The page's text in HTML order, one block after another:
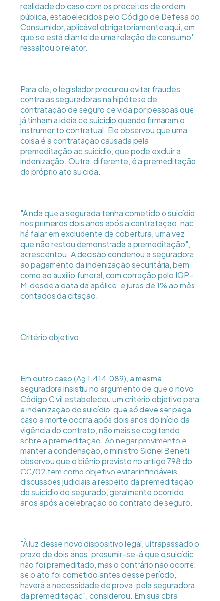
realidade do caso com os preceitos de ordem
pública, estabelecidos pelo Código de Defesa do
Consumidor, aplicável obrigatoriamente aqui, em
que se está diante de uma relação de consumo",
ressaltou o relator.
Para ele, o legislador procurou evitar fraudes
contra as seguradoras na hipótese de
contratação de seguro de vida por pessoas que
já tinham a ideia de suicídio quando firmaram o
instrumento contratual. Ele observou que uma
coisa é a contratação causada pela
premeditação ao suicídio, que pode excluir a
indenização. Outra, diferente, é a premeditação
do próprio ato suicida.
"Ainda que a segurada tenha cometido o suicídio
nos primeiros dois anos após a contratação, não
há falar em excludente de cobertura, uma vez
que não restou demonstrada a premeditação",
acrescentou. A decisão condenou a seguradora
ao pagamento da indenização securitária, bem
como ao auxílio funeral, com correção pelo IGP-
M, desde a data da apólice, e juros de 1% ao mês,
contados da citação.
Critério objetivo
Em outro caso (Ag 1.414.089), a mesma
seguradora insistiu no argumento de que o novo
Código Civil estabeleceu um critério objetivo para
a indenização do suicídio, que só deve ser paga
caso a morte ocorra após dois anos do início da
vigência do contrato, não mais se cogitando
sobre a premeditação. Ao negar provimento e
manter a condenação, o ministro Sidnei Beneti
observou que o biênio previsto no artigo 798 do
CC/02 tem como objetivo evitar infindáveis
discussões judiciais a respeito da premeditação
do suicídio do segurado, geralmente ocorrido
anos após a celebração do contrato de seguro.
"À luz desse novo dispositivo legal, ultrapassado o
prazo de dois anos, presumir-se-á que o suicídio
não foi premeditado, mas o contrário não ocorre:
se o ato foi cometido antes desse período,
haverá a necessidade de prova, pela seguradora,
da premeditação", considerou. Em sua obra